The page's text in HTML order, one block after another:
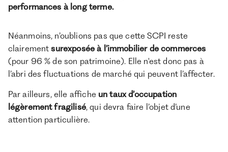
performances à long terme.
Néanmoins, n’oublions pas que cette SCPI reste
clairementsurexposée à l’immobilier de commerces
(pour 96 % de son patrimoine). Elle n'est donc pas à
l’abri des fluctuations de marché qui peuvent l’affecter.
Par ailleurs, elle affiche un taux d’occupation
légèrement fragilisé, qui devra faire l’objet d’une
attention particulière.